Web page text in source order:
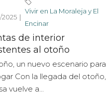
Vivir en La Moraleja y El
Encinar
de interior
al otoño
un nuevo escenario para
Con la llegada del otoño,
vuelve a...